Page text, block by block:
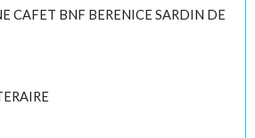
CAFET BNF BERENICE SARDIN DE